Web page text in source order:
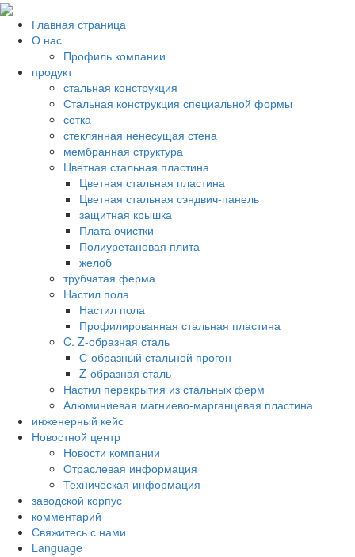
Главная страница
О нас
Профиль компании
продукт
стальная конструкция
Стальная конструкция специальной формы
сетка
стеклянная ненесущая стена
мембранная структура
Цветная стальная пластина
Цветная стальная пластина
Цветная стальная сэндвич-панель
защитная крышка
Плата очистки
Полиуретановая плита
желоб
трубчатая ферма
Настил пола
Настил пола
Профилированная стальная пластина
C. Z-образная сталь
С-образный стальной прогон
Z-образная сталь
Настил перекрытия из стальных ферм
Алюминиевая магниево-марганцевая пластина
инженерный кейс
Новостной центр
Новости компании
Отраслевая информация
Техническая информация
заводской корпус
комментарий
Свяжитесь с нами
Language